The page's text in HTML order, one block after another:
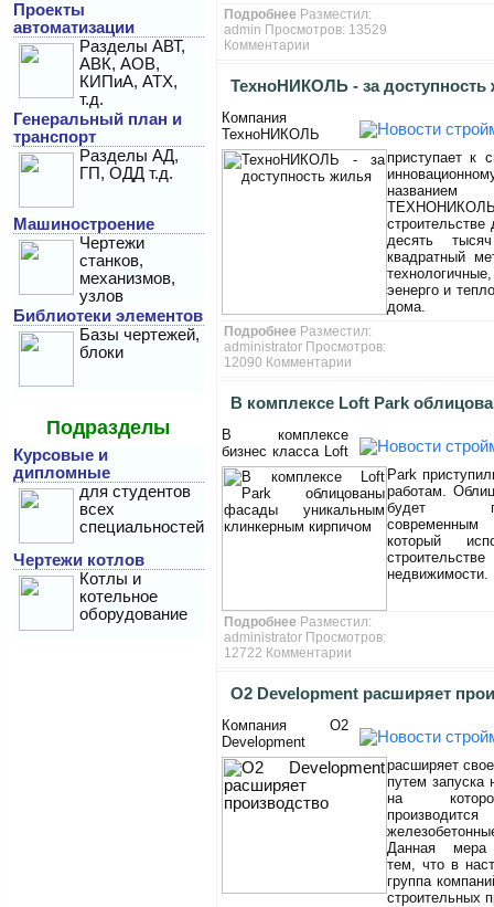
Проекты
автоматизации
Разделы АВТ,
АВК, АОВ,
КИПиА, АТХ,
т.д.
Генеральный план и
транспорт
Разделы АД,
ГП, ОДД т.д.
Машиностроение
Чертежи
станков,
механизмов,
узлов
Библиотеки элементов
Базы чертежей,
блоки
Подразделы
Курсовые и
дипломные
для студентов
всех
специальностей
Чертежи котлов
Котлы и
котельное
оборудование
Подробнее Разместил:
admin Просмотров: 13529
Комментарии
ТехноНИКОЛЬ - за доступность
Компания
ТехноНИКОЛЬ
приступает к
десять
квадратный
эенерго и
дома.
Подробнее Разместил:
administrator Просмотров:
12090 Комментарии
В комплексе Loft Park
фасады уникальным
кирпичом
В комплексе
бизнес класса Loft
Park
работам.
будет
современным
который
недвижимости.
Подробнее Разместил:
administrator Просмотров:
12722 Комментарии
O2 Development расширяет
Компания O2
Development
расширяет
путем запуска
на
производится
Данная мера
тем, что в
группа
строительных